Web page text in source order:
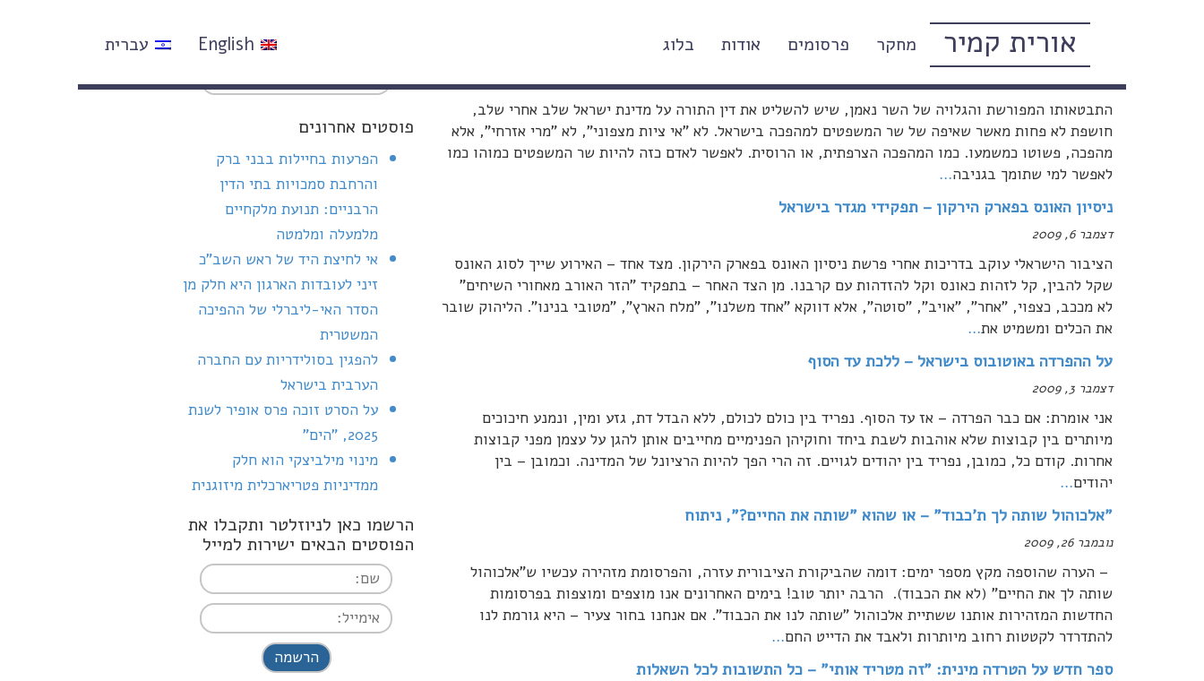
אורית קמיר מחקר פרסומים אודות בלוג עברית English להחליף את שר המשפטים מיד – בשר שיהיה נאמן לחוק והמשפט הישראלים
דצמבר 8, 2009
התבטאותו המפורשת והגלויה של השר נאמן, שיש להשליט את דין התורה על מדינת ישראל שלב אחרי שלב,
חושפת לא פחות מאשר שאיפה של שר המשפטים למהפכה בישראל. לא "אי ציות מצפוני", לא "מרי אזרחי", אלא
מהפכה, פשוטו כמשמעו. כמו המהפכה הצרפתית, או הרוסית. לאפשר לאדם כזה להיות שר המשפטים כמוהו כמו
לאפשר למי שתומך בגניבה…
ניסיון האונס בפארק הירקון – תפקידי מגדר בישראל
דצמבר 6, 2009
הציבור הישראלי עוקב בדריכות אחרי פרשת ניסיון האונס בפארק הירקון. מצד אחד – האירוע שייך לסוג האונס
שקל להבין, קל לזהות כאונס וקל להזדהות עם קרבנו. מן הצד האחר – בתפקיד "הזר האורב מאחורי השיחים"
לא מככב, כצפוי, "אחר", "אויב", "סוטה", אלא דווקא "אחד משלנו", "מלח הארץ", "מטובי בנינו". הליהוק שובר
את הכלים ומשמיט את…
על ההפרדה באוטובוס בישראל – ללכת עד הסוף
דצמבר 3, 2009
אני אומרת: אם כבר הפרדה – אז עד הסוף. נפריד בין כולם לכולם, ללא הבדל דת, גזע ומין, ונמנע חיכוכים
מיותרים בין קבוצות שלא אוהבות לשבת ביחד וחוקיהן הפנימיים מחייבים אותן להגן על עצמן מפני קבוצות
אחרות. קודם כל, כמובן, נפריד בין יהודים לגויים. זה הרי הפך להיות הרציונל של המדינה. וכמובן – בין
יהודים…
"אלכוהול שותה לך ת'כבוד" – או שהוא "שותה את החיים?", ניתוח
נובמבר 26, 2009
– הערה שהוספה מקץ מספר ימים: דומה שהביקורת הציבורית עזרה, והפרסומת מזהירה עכשיו ש"אלכוהול
שותה לך את החיים" (לא את הכבוד). הרבה יותר טוב! בימים האחרונים אנו מוצפים ומוצפות בפרסומות
החדשות המזהירות אותנו ששתיית אלכוהול "שותה לנו את הכבוד". אם אנחנו בחור צעיר – היא גורמת לנו
להתדרדר לקטטות רחוב מיותרות ולאבד את הדייט החם…
ספר חדש על הטרדה מינית: "זה מטריד אותי" – כל התשובות לכל השאלות
פוסטים אחרונים
הפרעות בחיילות בבני ברק
והרחבת סמכויות בתי הדין
הרבניים: תנועת מלקחיים
מלמעלה ומלמטה
אי לחיצת היד של ראש השב"כ
זיני לעובדות הארגון היא חלק מן
הסדר האי-ליברלי של ההפיכה
המשטרית
להפגין בסולידריות עם החברה
הערבית בישראל
על הסרט זוכה פרס אופיר לשנת
2025, "הים"
מינוי מילביצקי הוא חלק
ממדיניות פטריארכלית מיזוגנית
הרשמו כאן לניוזלטר ותקבלו את
הפוסטים הבאים ישירות למייל
I agree terms and